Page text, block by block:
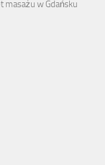
masażu w Gdańsku